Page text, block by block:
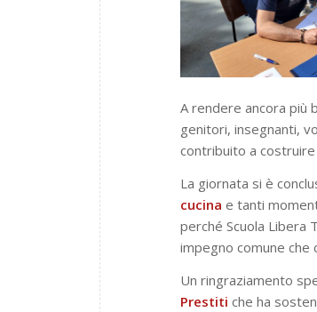
A rendere ancora più
genitori, insegnanti,
contribuito a
La giornata si è
cucina e tanti
perché Scuola Libera
impegno comune che
Un ringraziamento
Prestiti che ha